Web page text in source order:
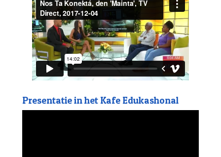
Presentatie in het Kafe Edukashonal